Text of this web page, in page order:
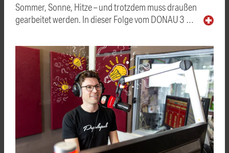
Sommer, Sonne, Hitze – und trotzdem muss draußen
gearbeitet werden. In dieser Folge vom DONAU 3 …